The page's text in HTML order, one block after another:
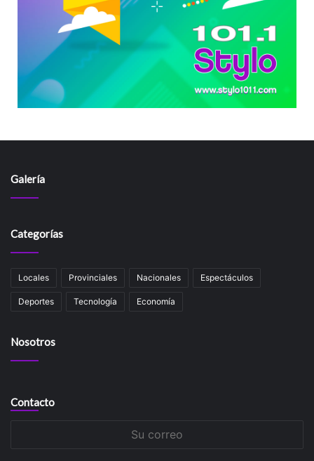
Galería
Categorías
Locales Provinciales Nacionales Espectáculos
Deportes Tecnología Economía
Nosotros
Contacto